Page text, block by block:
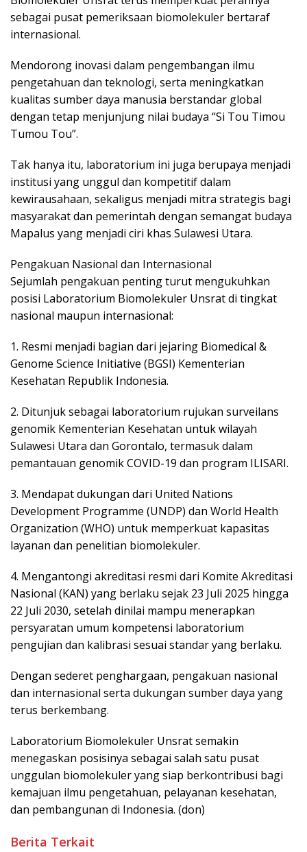
sebagai pusat pemeriksaan biomolekuler bertaraf
internasional.
Mendorong inovasi dalam pengembangan ilmu
pengetahuan dan teknologi, serta meningkatkan
kualitas sumber daya manusia berstandar global
dengan tetap menjunjung nilai budaya “Si Tou Timou
Tumou Tou”.
Tak hanya itu, laboratorium ini juga berupaya menjadi
institusi yang unggul dan kompetitif dalam
kewirausahaan, sekaligus menjadi mitra strategis bagi
masyarakat dan pemerintah dengan semangat budaya
Mapalus yang menjadi ciri khas Sulawesi Utara.
Pengakuan Nasional dan Internasional
Sejumlah pengakuan penting turut mengukuhkan
posisi Laboratorium Biomolekuler Unsrat di tingkat
nasional maupun internasional:
1. Resmi menjadi bagian dari jejaring Biomedical &
Genome Science Initiative (BGSI) Kementerian
Kesehatan Republik Indonesia.
2. Ditunjuk sebagai laboratorium rujukan surveilans
genomik Kementerian Kesehatan untuk wilayah
Sulawesi Utara dan Gorontalo, termasuk dalam
pemantauan genomik COVID-19 dan program ILISARI.
3. Mendapat dukungan dari United Nations
Development Programme (UNDP) dan World Health
Organization (WHO) untuk memperkuat kapasitas
layanan dan penelitian biomolekuler.
4. Mengantongi akreditasi resmi dari Komite Akreditasi
Nasional (KAN) yang berlaku sejak 23 Juli 2025 hingga
22 Juli 2030, setelah dinilai mampu menerapkan
persyaratan umum kompetensi laboratorium
pengujian dan kalibrasi sesuai standar yang berlaku.
Dengan sederet penghargaan, pengakuan nasional
dan internasional serta dukungan sumber daya yang
terus berkembang.
Laboratorium Biomolekuler Unsrat semakin
menegaskan posisinya sebagai salah satu pusat
unggulan biomolekuler yang siap berkontribusi bagi
kemajuan ilmu pengetahuan, pelayanan kesehatan,
dan pembangunan di Indonesia. (don)
Berita Terkait